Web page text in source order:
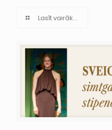
Lasīt vairāk...